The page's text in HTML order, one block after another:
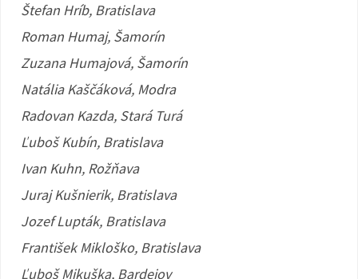
Štefan Hríb, Bratislava
Roman Humaj, Šamorín
Zuzana Humajová, Šamorín
Natália Kaščáková, Modra
Radovan Kazda, Stará Turá
Ľuboš Kubín, Bratislava
Ivan Kuhn, Rožňava
Juraj Kušnierik, Bratislava
Jozef Lupták, Bratislava
František Mikloško, Bratislava
Ľuboš Mikuška, Bardejov